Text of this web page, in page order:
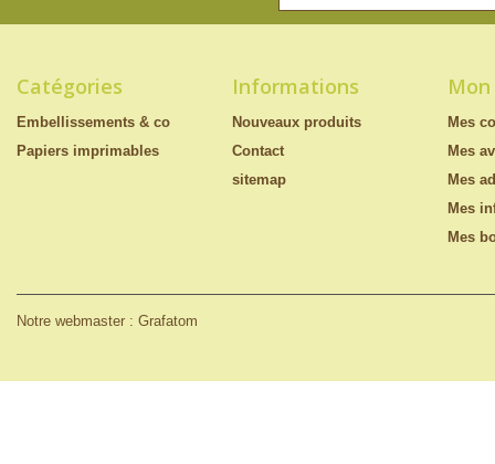
Catégories
Embellissements & co
Papiers imprimables
Informations
Nouveaux produits
Contact
sitemap
Notre webmaster : Grafatom
Mes
Mes
Mes
Mes
Mes